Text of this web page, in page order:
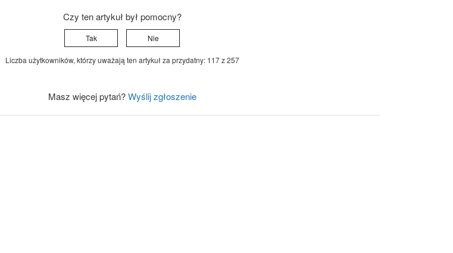
Czy ten artykuł był pomocny?
Tak Nie
Liczba użytkowników, którzy uważają ten artykuł za przydatny: 117 z 257
Masz więcej pytań?Wyślij zgłoszenie